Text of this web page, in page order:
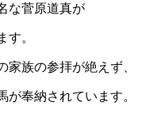
な菅原道真が
す。
族の参拝が絶えず、
奉納されています。